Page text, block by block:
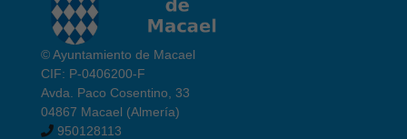
© Ayuntamiento de Macael
CIF: P-0406200-F
Avda. Paco Cosentino, 33
04867 Macael (Almería)
950128113